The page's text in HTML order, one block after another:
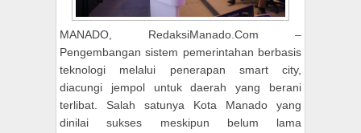
MANADO, RedaksiManado.Com –
Pengembangan sistem pemerintahan berbasis
teknologi melalui penerapan smart city,
diacungi jempol untuk daerah yang berani
terlibat. Salah satunya Kota Manado yang
dinilai sukses meskipun belum lama